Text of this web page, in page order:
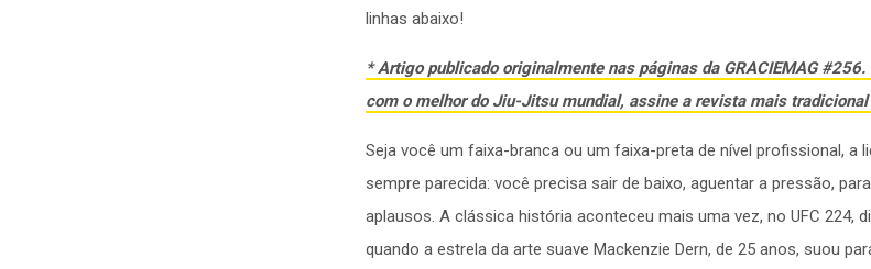
linhas abaixo!
* Artigo publicado originalmente nas páginas da GRACIEMAG
com o melhor do Jiu-Jitsu mundial, assine a revista mais
Seja você um faixa-branca ou um faixa-preta de nível profissional, a
sempre parecida: você precisa sair de baixo, aguentar a pressão,
aplausos. A clássica história aconteceu mais uma vez, no UFC 224,
quando a estrela da arte suave Mackenzie Dern, de 25 anos, suou